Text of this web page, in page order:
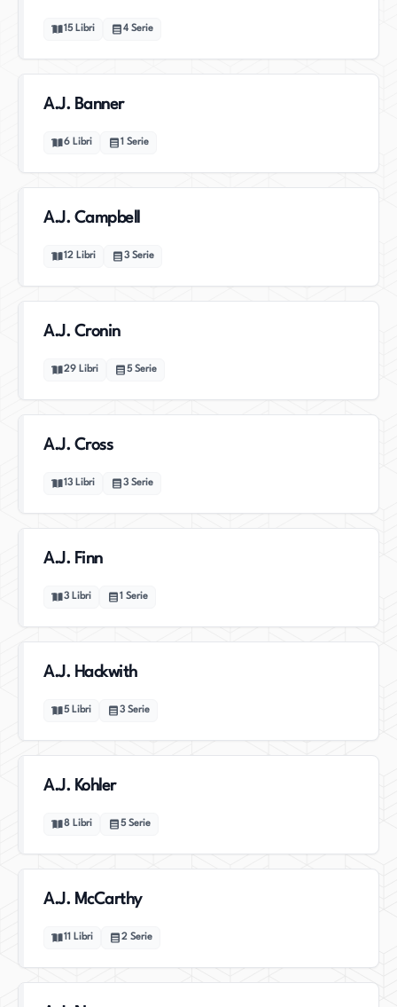
15 Libri 4 Serie
A.J. Banner
6 Libri 1 Serie
A.J. Campbell
12 Libri 3 Serie
A.J. Cronin
29 Libri 5 Serie
A.J. Cross
13 Libri 3 Serie
A.J. Finn
3 Libri 1 Serie
A.J. Hackwith
5 Libri 3 Serie
A.J. Kohler
8 Libri 5 Serie
A.J. McCarthy
11 Libri 2 Serie